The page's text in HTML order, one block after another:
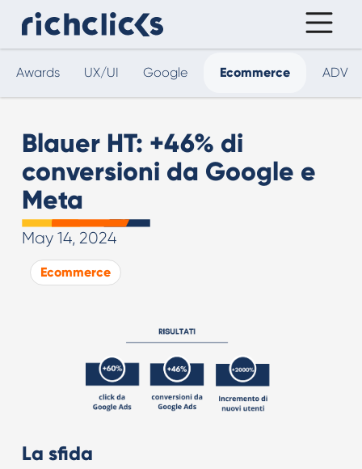
Awards UX/UI Google Ecommerce ADV
Blauer HT: +46% di
conversioni da Google e
Meta
May 14, 2024
Ecommerce
La sfida